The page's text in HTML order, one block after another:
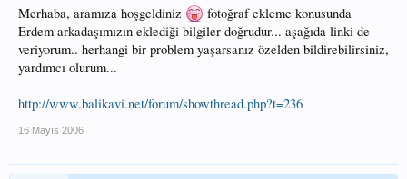
Merhaba, aramıza hoşgeldiniz
fotoğraf ekleme konusunda
Erdem arkadaşımızın eklediği bilgiler doğrudur... aşağıda linki de
veriyorum.. herhangi bir problem yaşarsanız özelden bildirebilirsiniz,
yardımcı olurum...
http://www.balikavi.net/forum/showthread.php?t=236
16 Mayıs 2006